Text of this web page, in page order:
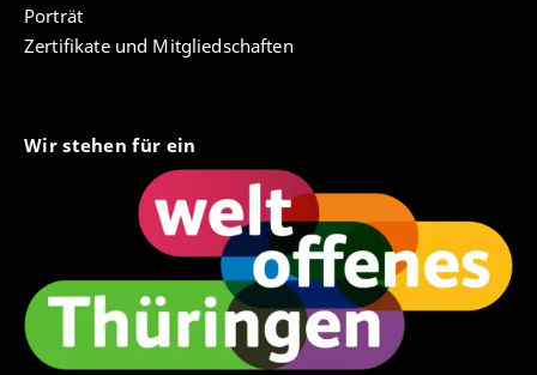
Porträt
Zertifikate und Mitgliedschaften
Wir stehen für ein